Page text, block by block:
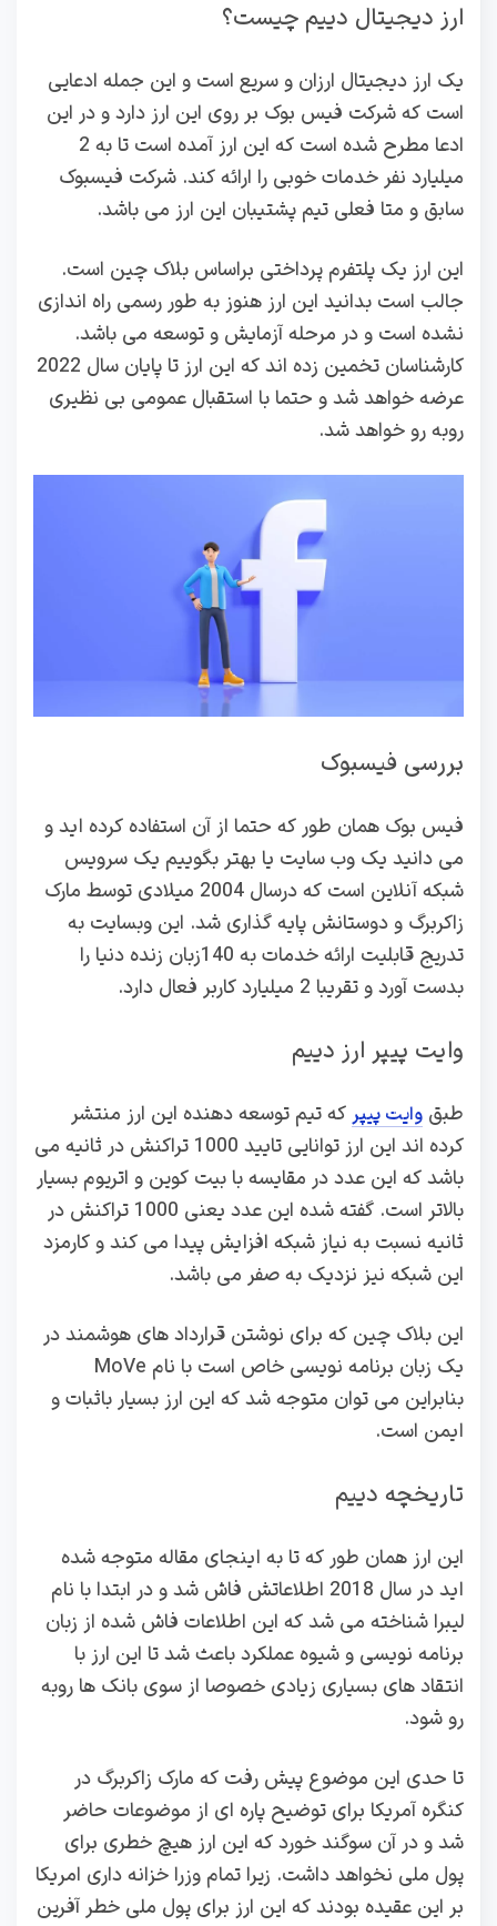
ارز دیجیتال دییم چیست؟
یک ارز دیجیتال ارزان و سریع است و این جمله ادعایی
است که شرکت فیس بوک بر روی این ارز دارد و در این
ادعا مطرح شده است که این ارز آمده است تا به 2
میلیارد نفر خدمات خوبی را ارائه کند. شرکت فیسبوک
سابق و متا فعلی تیم پشتیبان این ارز می باشد.
این ارز یک پلتفرم پرداختی براساس بلاک چین است.
جالب است بدانید این ارز هنوز به طور رسمی راه اندازی
نشده است و در مرحله آزمایش و توسعه می باشد.
کارشناسان تخمین زده اند که این ارز تا پایان سال 2022
عرضه خواهد شد و حتما با استقبال عمومی بی نظیری
روبه رو خواهد شد.
بررسی فیسبوک
فیس بوک همان طور که حتما از آن استفاده کرده اید و
می دانید یک وب سایت یا بهتر بگوییم یک سرویس
شبکه آنلاین است که درسال 2004 میلادی توسط مارک
زاکربرگ و دوستانش پایه گذاری شد. این وبسایت به
تدریج قابلیت ارائه خدمات به 140زبان زنده دنیا را
بدست آورد و تقریبا 2 میلیارد کاربر فعال دارد.
وایت پیپر ارز دییم
طبق وایت پیپر که تیم توسعه دهنده این ارز منتشر
کرده اند این ارز توانایی تایید 1000 تراکنش در ثانیه می
باشد که این عدد در مقایسه با بیت کوین و اتریوم بسیار
بالاتر است. گفته شده این عدد یعنی 1000 تراکنش در
ثانیه نسبت به نیاز شبکه افزایش پیدا می کند و کارمزد
این شبکه نیز نزدیک به صفر می باشد.
این بلاک چین که برای نوشتن قرارداد های هوشمند در
یک زبان برنامه نویسی خاص است با نام MoVe
بنابراین می توان متوجه شد که این ارز بسیار باثبات و
ایمن است.
تاریخچه دییم
این ارز همان طور که تا به اینجای مقاله متوجه شده
اید در سال 2018 اطلاعاتش فاش شد و در ابتدا با نام
لیبرا شناخته می شد که این اطلاعات فاش شده از زبان
برنامه نویسی و شیوه عملکرد باعث شد تا این ارز با
انتقاد های بسیاری زیادی خصوصا از سوی بانک ها روبه
رو شود.
تا حدی این موضوع پیش رفت که مارک زاکربرگ در
کنگره آمریکا برای توضیح پاره ای از موضوعات حاضر
شد و در آن سوگند خورد که این ارز هیچ خطری برای
پول ملی نخواهد داشت. زیرا تمام وزرا خزانه داری امریکا
بر این عقیده بودند که این ارز برای پول ملی خطر آفرین